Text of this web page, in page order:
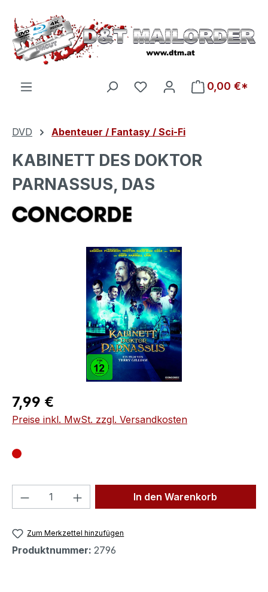
Zum Hauptinhalt springen
Du hast 0 Produkte auf
0,00 €*
DVD Abenteuer / Fantasy / Sci-Fi
KABINETT DES DOKTOR
PARNASSUS, DAS
Bildergalerie überspringen
Regulärer Preis:
7,99 €
Preise inkl. MwSt. zzgl. Versandkosten
Produkt Anzahl: Gib denIn den Warenkorb
Zum Merkzettel hinzufügen
Produktnummer: 2796